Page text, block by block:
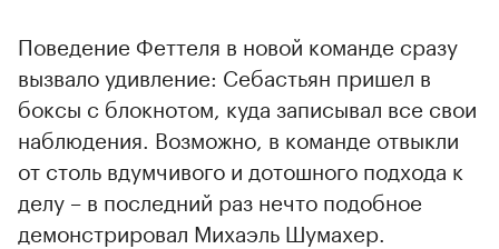
Поведение Феттеля в новой команде сразу
вызвало удивление: Себастьян пришел в
боксы с блокнотом, куда записывал все свои
наблюдения. Возможно, в команде отвыкли
от столь вдумчивого и дотошного подхода к
делу – в последний раз нечто подобное
демонстрировал Михаэль Шумахер.